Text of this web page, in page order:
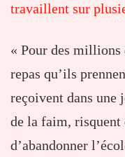
travaillent sur
« Pour des millions
repas qu’ils
reçoivent dans une
de la faim, risquent
d’abandonner